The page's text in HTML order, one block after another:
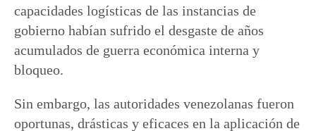
capacidades logísticas de las instancias de
gobierno habían sufrido el desgaste de años
acumulados de guerra económica interna y
bloqueo.
Sin embargo, las autoridades venezolanas fueron
oportunas, drásticas y eficaces en la aplicación de